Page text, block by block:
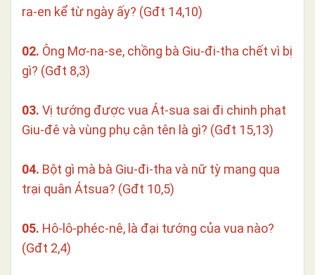
ra-en kể từ ngày ấy? (Gđt 14,10)
02. Ông Mơ-na-se, chồng bà Giu-đi-tha chết vì bị
gì? (Gđt 8,3)
03. Vị tướng được vua Át-sua sai đi chinh phạt
Giu-đê và vùng phụ cận tên là gì? (Gđt 15,13)
04. Bột gì mà bà Giu-đi-tha và nữ tỳ mang qua
trại quân Átsua? (Gđt 10,5)
05. Hô-lô-phéc-nê, là đại tướng của vua nào?
(Gđt 2,4)